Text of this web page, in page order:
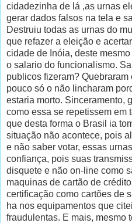
cidadezinha de lá ,as urnas
gerar dados falsos na tela e
Destruiu todas as urnas do
que refazer a eleição e
cidade de Inóia, deste
o salario do funcionalismo.
publicos fizeram?
pouco só o não lincharam
estaria morto. Sinceramento,
como essa se repetissem em
que desta forma o Brasil ia
situação não acontece, pois
e não saber votar, essas
confiança, pois suas
disquete e não on-line como
maquinas de cartão de
certificação como cartões de
ha nos equipamentos que
fraudulentas. E mais, mesmo